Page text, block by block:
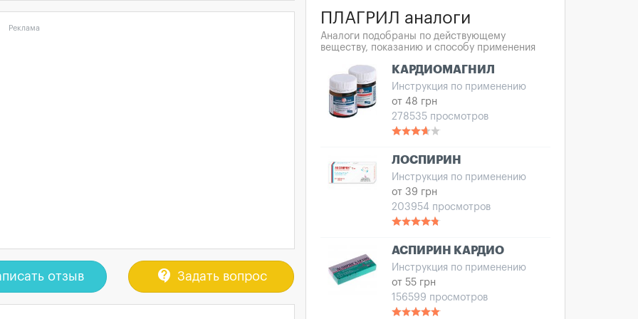
Реклама
отзыв contact_support Задать вопрос
ПЛАГРИЛ аналоги
Аналоги подобраны по действующему
веществу, показанию и способу применения
КАРДИОМАГНИЛ
Инструкция по применению
от 48 грн
278535 просмотров
ЛОСПИРИН
Инструкция по применению
от 39 грн
203954 просмотров
АСПИРИН КАРДИО
Инструкция по применению
от 55 грн
156599 просмотров